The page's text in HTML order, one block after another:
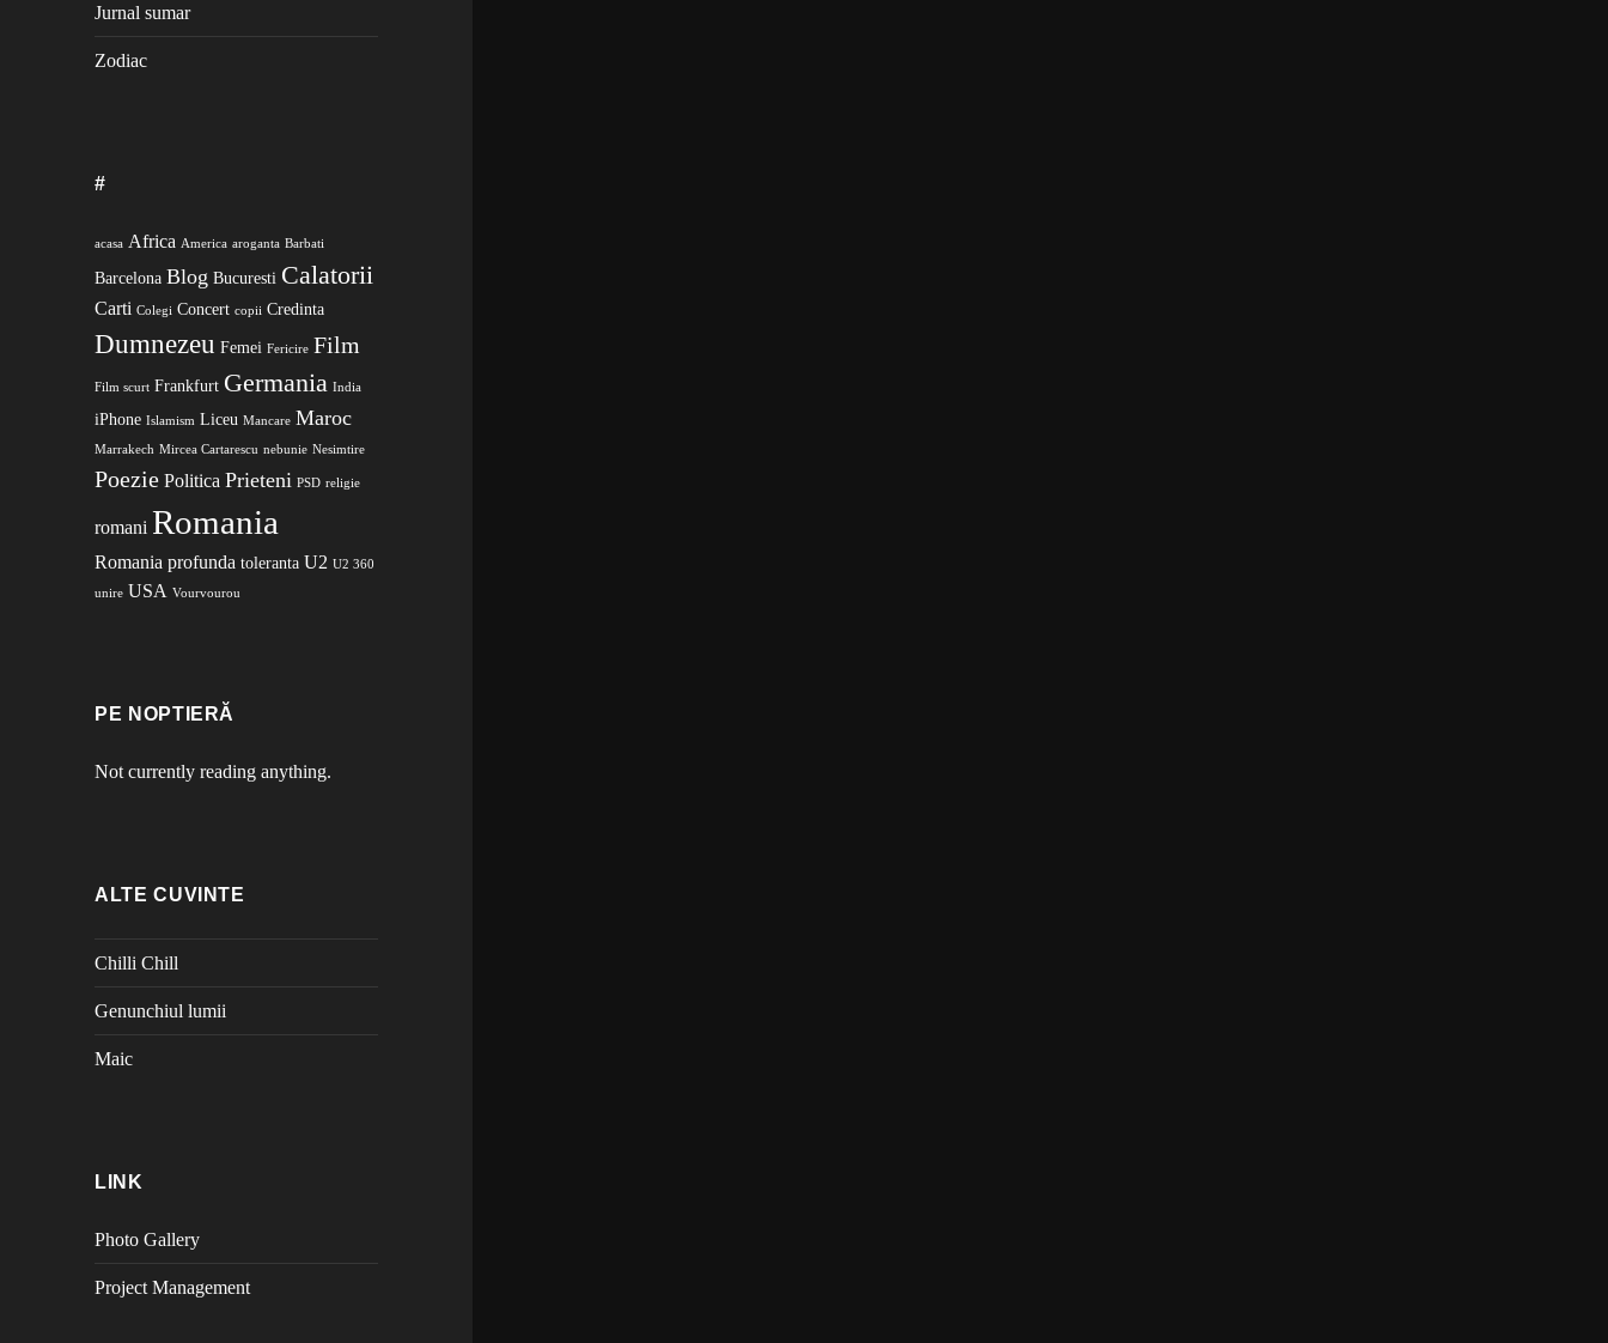
Jurnal sumar
Zodiac
#
acasa Africa America aroganta Barbati
Barcelona Blog Bucuresti Calatorii
Carti Colegi Concert copii Credinta
Dumnezeu Femei Fericire Film
Film scurt Frankfurt Germania India
iPhone Islamism Liceu Mancare Maroc
Marrakech Mircea Cartarescu nebunie Nesimtire
Poezie Politica Prieteni PSD religie
romani Romania
Romania profunda toleranta U2 U2 360
unire USA Vourvourou
PE NOPTIERĂ
Not currently reading anything.
ALTE CUVINTE
Chilli Chill
Genunchiul lumii
Maic
LINK
Photo Gallery
Project Management